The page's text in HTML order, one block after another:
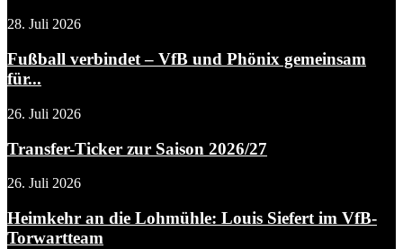
28. Juli 2026
Fußball verbindet – VfB und Phönix gemeinsam
für...
26. Juli 2026
Transfer-Ticker zur Saison 2026/27
26. Juli 2026
Heimkehr an die Lohmühle: Louis Siefert im VfB-
Torwartteam